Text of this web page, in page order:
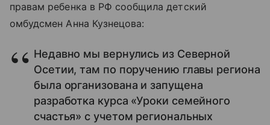
правам ребенка в РФ сообщила детский
омбудсмен Анна Кузнецова:
Недавно мы вернулись из Северной
Осетии, там по поручению главы региона
была организована и запущена
разработка курса «Уроки семейного
счастья» с учетом региональных